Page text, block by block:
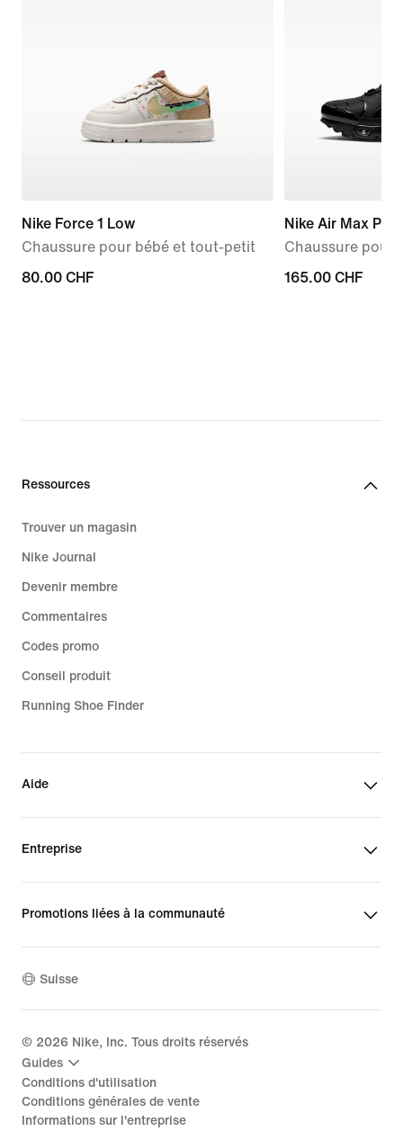
Nike Force 1 Low
Chaussure pour bébé et tout-petit
80.00 CHF
80.00 CHF
Nike Air Max Plus
Chaussure pour
165.00 CHF
165.00 CHF
Ressources
Trouver un magasin
Nike Journal
Devenir membre
Commentaires
Codes promo
Conseil produit
Running Shoe Finder
Aide
Entreprise
Promotions liées à la communauté
Suisse
© 2026 Nike, Inc. Tous droits réservés
Guides
Conditions d'utilisation
Conditions générales de vente
Informations sur l'entreprise